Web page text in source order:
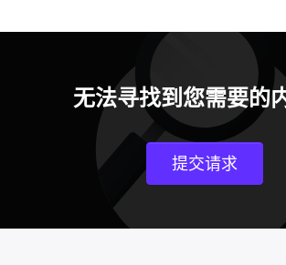
无法寻找到您需要的
提交请求